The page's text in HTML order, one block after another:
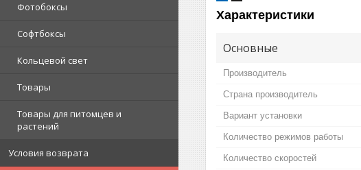
Фотобоксы
Софтбоксы
Кольцевой свет
Товары
Товары для питомцев и
растений
Условия возврата
Характеристики
Основные
Производитель
Страна производитель
Вариант установки
Количество режимов работы
Количество скоростей